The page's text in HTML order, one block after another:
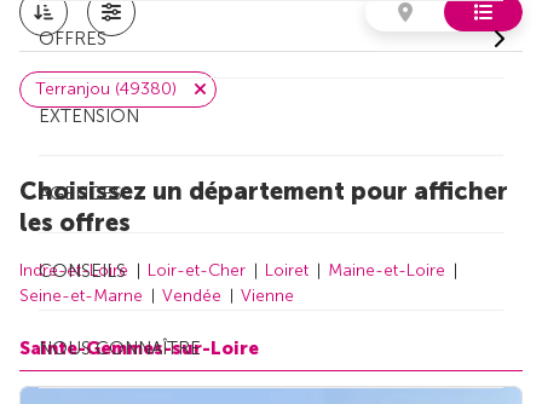
OFFRES
EXTENSION
AGENCES
CONSEILS
NOUS CONNAÎTRE
Terranjou (49380)
Choisissez un département pour afficher
les offres
Indre-et-Loire Loir-et-Cher Loiret
Maine-et-Loire
Seine-et-Marne
Vendée Vienne
Sainte-Gemmes-sur-Loire